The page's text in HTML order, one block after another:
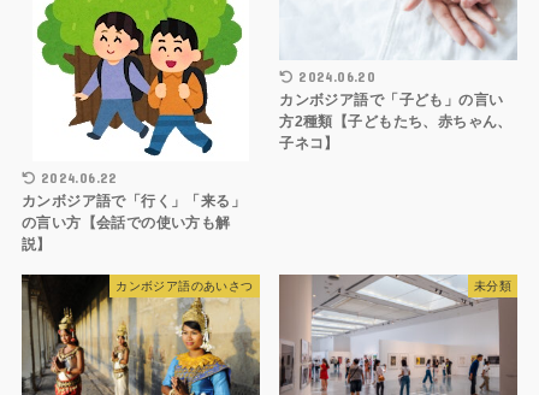
2024.06.22
カンボジア語で「行く」「来る」
の言い方【会話での使い方も解
説】
2024.06.20
カンボジア語で「子ども」の言い
方2種類【子どもたち、赤ちゃん、
子ネコ】
カンボジア語のあいさつ 未分類